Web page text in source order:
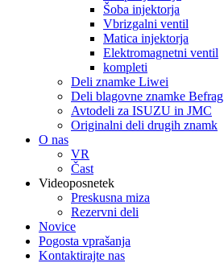
Šoba injektorja
Vbrizgalni ventil
Matica injektorja
Elektromagnetni ventil
kompleti
Deli znamke Liwei
Deli blagovne znamke Befrag
Avtodeli za ISUZU in JMC
Originalni deli drugih znamk
O nas
VR
Čast
Videoposnetek
Preskusna miza
Rezervni deli
Novice
Pogosta vprašanja
Kontaktirajte nas